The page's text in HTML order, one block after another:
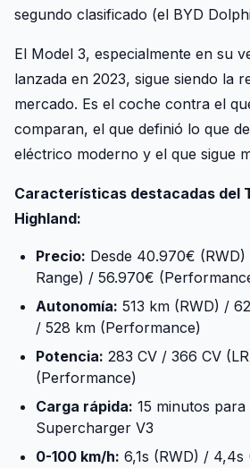
segundo clasificado (el BYD
El Model 3, especialmente en su
lanzada en 2023, sigue siendo la
mercado. Es el coche contra el
comparan, el que definió lo que
eléctrico moderno y el que sigue
Características destacadas del
Highland:
Precio: Desde 40.970€
Range) / 56.970€
Autonomía: 513 km (RWD) /
/ 528 km (Performance)
Potencia: 283 CV / 366 CV
(Performance)
Carga rápida: 15 minutos
Supercharger V3
0-100 km/h: 6,1s (RWD) / 4,4s